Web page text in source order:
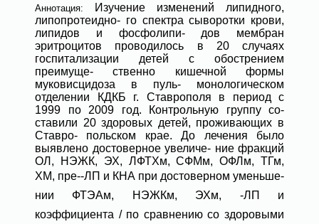
Аннотация:
Изучение изменений липидного,
липопротеидно- го спектра сыворотки крови,
липидов и фосфолипи- дов мембран
эритроцитов проводилось в 20 случаях
госпитализации детей с обострением
преимуще- ственно кишечной формы
муковисцидоза в пуль- монологическом
отделении КДКБ г. Ставрополя в период с
1999 по 2009 год. Контрольную группу со-
ставили 20 здоровых детей, проживающих в
Ставро- польском крае. До лечения было
выявлено достоверное увеличе- ние фракций
ОЛ, НЭЖК, ЭХ, ЛФТХм, СФМм, ОФЛм, ТГм,
ХМ, пре--ЛП и КНА при достоверном уменьше-
нии ФТЭАм, НЭЖКм, ЭХм, -ЛП и
коэффициента / по сравнению со здоровыми